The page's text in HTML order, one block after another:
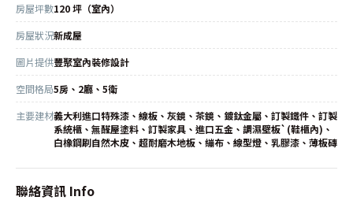
房屋坪數120 坪（室內）
房屋狀況新成屋
圖片提供豐聚室內裝修設計
空間格局5房、2廳、5衛
主要建材義大利進口特殊漆、線板、灰鏡、茶鏡、鍍鈦金屬、訂製鐵件、訂製
系統櫃、無醛屋塗料、訂製家具、進口五金、調濕壁板`(鞋櫃內)、
白橡鋼刷自然木皮、超耐磨木地板、繃布、線型燈、乳膠漆、薄板磚
聯絡資訊 Info